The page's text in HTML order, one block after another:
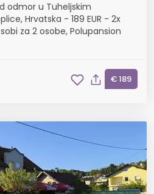
odmor u Tuheljskim
Hrvatska - 189 EUR - 2x
za 2 osobe, Polupansion
€ 189